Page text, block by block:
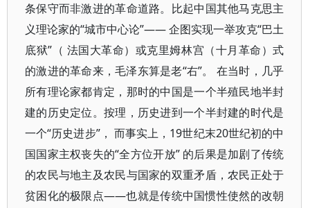
条保守而非激进的革命道路。比起中国其他马克思主
义理论家的“城市中心论”—— 企图实现一举攻克“巴土
底狱”（ 法国大革命）或克里姆林宫（十月革命）式
的激进的革命来，毛泽东算是老“右”。 在当时，几乎
所有理论家都肯定，那时的中国是一个半殖民地半封
建的历史定位。按理，历史进到一个半封建的时代是
一个“历史进步”， 而事实上，19世纪末20世纪初的中
国国家主权丧失的“全方位开放” 的后果是加剧了传统
的农民与地主及农民与国家的双重矛盾，农民正处于
贫困化的极限点——也就是传统中国惯性使然的改朝